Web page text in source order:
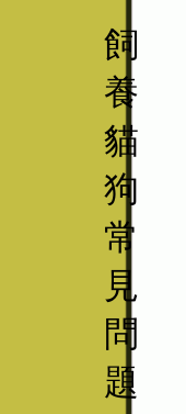
飼
養
貓
狗
常
見
問
題